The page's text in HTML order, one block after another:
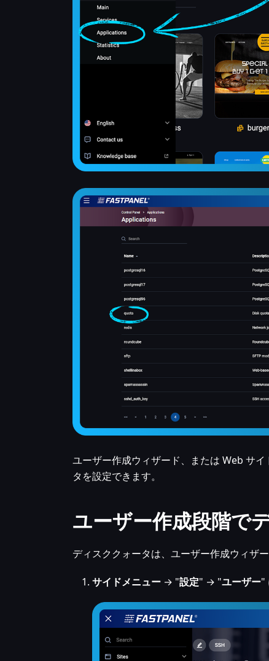
ユーザー作成ウィザード、または Web サ
タを設定できます。
ユーザー作成段階で
ディスククォータは、ユーザー作成ウィザ
サイドメニュー → "設定" → "ユーザー"